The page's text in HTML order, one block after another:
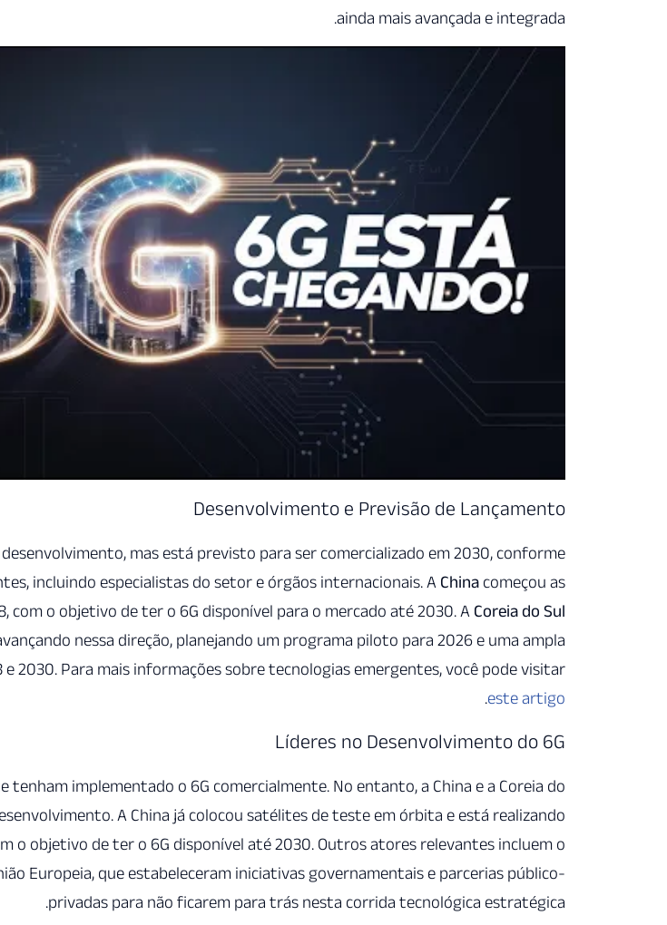
ainda mais avançada e integrada.
Desenvolvimento e Previsão de Lançamento
desenvolvimento, mas está previsto para ser comercializado em 2030, conforme
incluindo especialistas do setor e órgãos internacionais. A China começou as
com o objetivo de ter o 6G disponível para o mercado até 2030. A Coreia do Sul
nessa direção, planejando um programa piloto para 2026 e uma ampla
2030. Para mais informações sobre tecnologias emergentes, você pode visitar
este artigo
.
Líderes no Desenvolvimento do 6G
tenham implementado o 6G comercialmente. No entanto, a China e a Coreia do
A China já colocou satélites de teste em órbita e está realizando
o objetivo de ter o 6G disponível até 2030. Outros atores relevantes incluem o
Europeia, que estabeleceram iniciativas governamentais e parcerias público-
privadas para não ficarem para trás nesta corrida tecnológica estratégica.